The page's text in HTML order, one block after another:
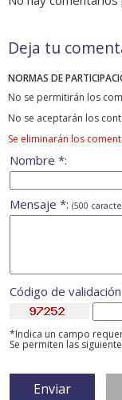
Deja tu
NORMAS DE
No se permitirán los
No se aceptarán los
Se eliminarán los
Nombre *:
Mensaje *: (500
Código de
*Indica un campo
Se permiten las